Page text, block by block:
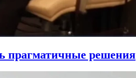
прагматичные решения